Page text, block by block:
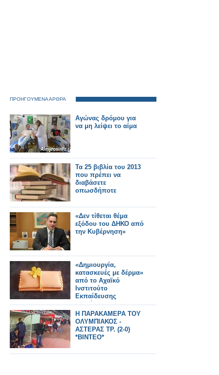
ΠΡΟΗΓΟΥΜΕΝΑ ΑΡΘΡΑ
Αγώνας δρόμου για
να μη λείψει το αίμα
Τα 25 βιβλία του 2013
που πρέπει να
διαβάσετε
οπωσδήποτε
«Δεν τίθεται θέμα
εξόδου του ΔΗΚΟ από
την Κυβέρνηση»
«Δημιουργία,
κατασκευές με δέρμα»
από το Αχαϊκό
Ινστιτούτο
Εκπαίδευσης
Ενηλίκων
Η ΠΑΡΑΚΑΜΕΡΑ ΤΟΥ
ΟΛΥΜΠΙΑΚΟΣ -
ΑΣΤΕΡΑΣ ΤΡ. (2-0)
*ΒΙΝΤΕΟ*